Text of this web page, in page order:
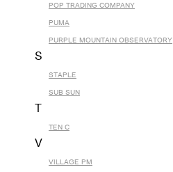
POP TRADING COMPANY
PUMA
PURPLE MOUNTAIN OBSERVATORY
S
STAPLE
SUB SUN
TEN C
V
VILLAGE PM